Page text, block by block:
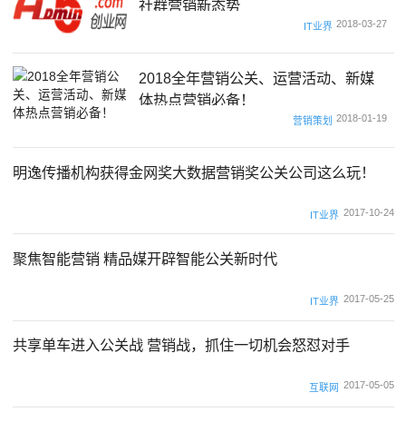
社群营销新态势
IT业界 2018-03-27
2018全年营销公关、运营活动、新媒
体热点营销必备！
营销策划 2018-01-19
明逸传播机构获得金网奖大数据营销奖公关公司这么玩！
IT业界 2017-10-24
聚焦智能营销 精品媒开辟智能公关新时代
IT业界 2017-05-25
共享单车进入公关战 营销战，抓住一切机会怒怼对手
互联网 2017-05-05